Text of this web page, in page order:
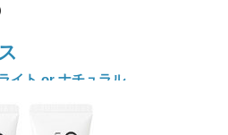
イト or ナチュラル